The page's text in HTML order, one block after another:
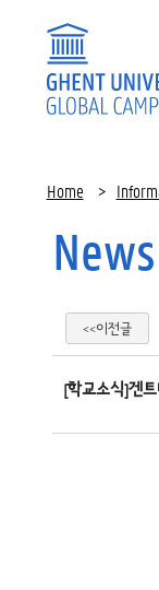
Home >
News
<<이전글
[학교소식]겐